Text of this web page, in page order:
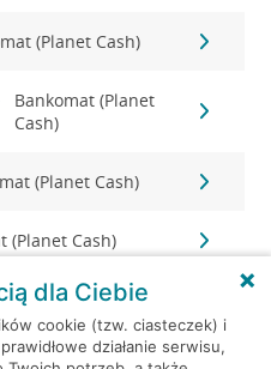
(Planet Cash)
Bankomat (Planet
Cash)
(Planet Cash)
(Planet Cash)
Bankomat (Planet
Cash)
dla Ciebie
cookie (tzw. ciasteczek) i
działanie serwisu,